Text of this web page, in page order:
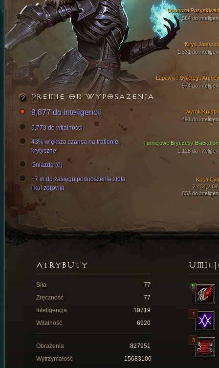
Kirys
1,331 do
Łapawice Świętego
974 do
Opończa
564 do
Turniejowe Bryczesy
1,128 do
Kosa
2 434,2
833 do
Wyrok
491 do
PREMIE OD WYPOSAŻENIA
9,877 do inteligencji
6,773 do witalności
43% większa szansa na trafienie
krytyczne
Gniazda (0)
+7 m do zasięgu podnoszenia złota
i kul zdrowia
ATRYBUTY
Siła
77
Zręczność
77
Inteligencja
10719
Witalność
6920
Obrażenia
827951
Wytrzymałość
15683100